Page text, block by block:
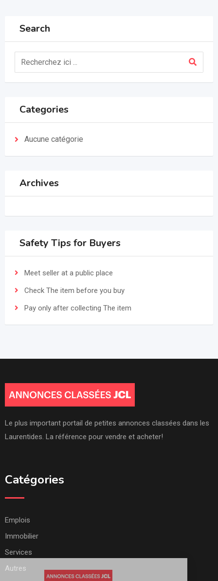
Search
Categories
Aucune catégorie
Archives
Safety Tips for Buyers
Meet seller at a public place
Check The item before you buy
Pay only after collecting The item
Le plus important portail de petites annonces classées dans les
Laurentides. La référence pour vendre et acheter!
Catégories
Emplois
Immobilier
Services
Autres